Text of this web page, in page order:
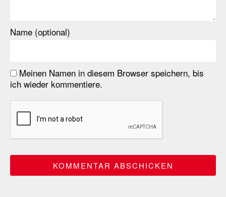
Name (optional)
Meinen Namen in diesem Browser speichern, bis
ich wieder kommentiere.